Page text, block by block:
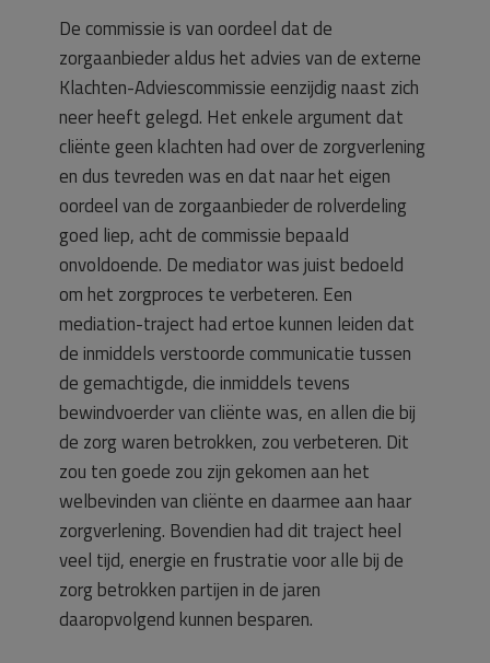
De commissie is van oordeel dat de
zorgaanbieder aldus het advies van de externe
Klachten-Adviescommissie eenzijdig naast zich
neer heeft gelegd. Het enkele argument dat
cliënte geen klachten had over de zorgverlening
en dus tevreden was en dat naar het eigen
oordeel van de zorgaanbieder de rolverdeling
goed liep, acht de commissie bepaald
onvoldoende. De mediator was juist bedoeld
om het zorgproces te verbeteren. Een
mediation-traject had ertoe kunnen leiden dat
de inmiddels verstoorde communicatie tussen
de gemachtigde, die inmiddels tevens
bewindvoerder van cliënte was, en allen die bij
de zorg waren betrokken, zou verbeteren. Dit
zou ten goede zou zijn gekomen aan het
welbevinden van cliënte en daarmee aan haar
zorgverlening. Bovendien had dit traject heel
veel tijd, energie en frustratie voor alle bij de
zorg betrokken partijen in de jaren
daaropvolgend kunnen besparen.